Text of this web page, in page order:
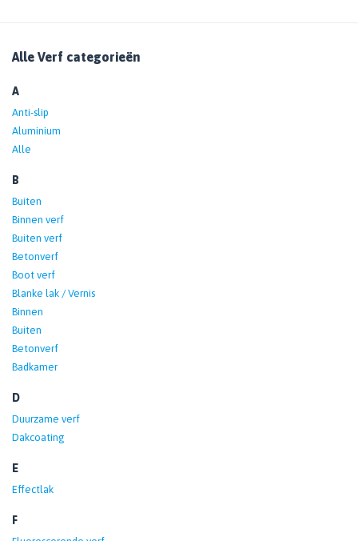
Alle Verf categorieën
A
Anti-slip
Aluminium
Alle
B
Buiten
Binnen verf
Buiten verf
Betonverf
Boot verf
Blanke lak / Vernis
Binnen
Buiten
Betonverf
Badkamer
D
Duurzame verf
Dakcoating
E
Effectlak
F